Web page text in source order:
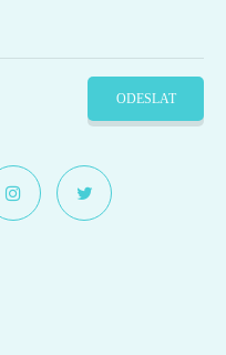
ODESLAT